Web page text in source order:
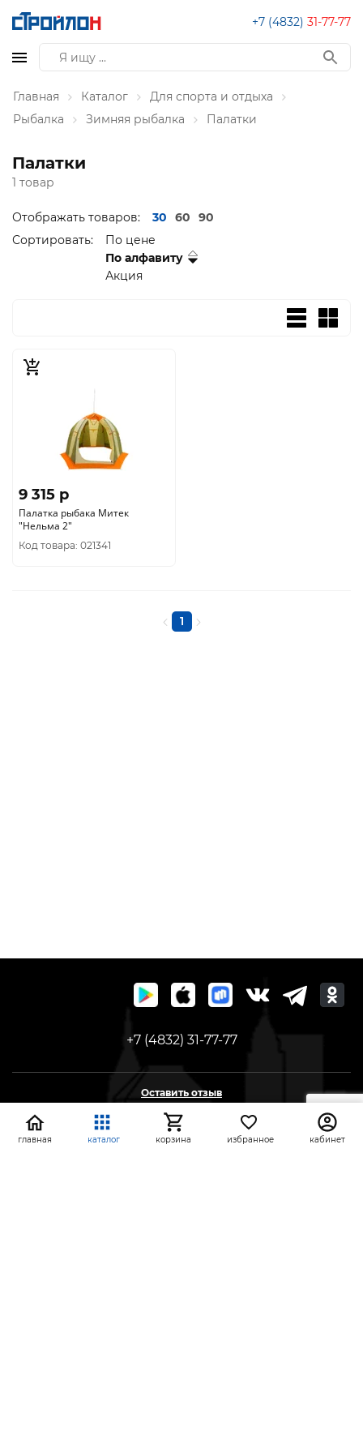
+7 (4832) 31-77-77
Главная Каталог
Для спорта и отдыха
Рыбалка
Зимняя рыбалка Палатки
Палатки
1 товар
Отображать товаров: 30 60
90
Сортировать:
По цене
По алфавиту
Акция
9 315 p
Палатка рыбака Митек
"Нельма 2"
Код товара: 021341
1
+7 (4832) 31-77-77
Оставить отзыв
Предложение
главная каталог корзина избранное кабинет